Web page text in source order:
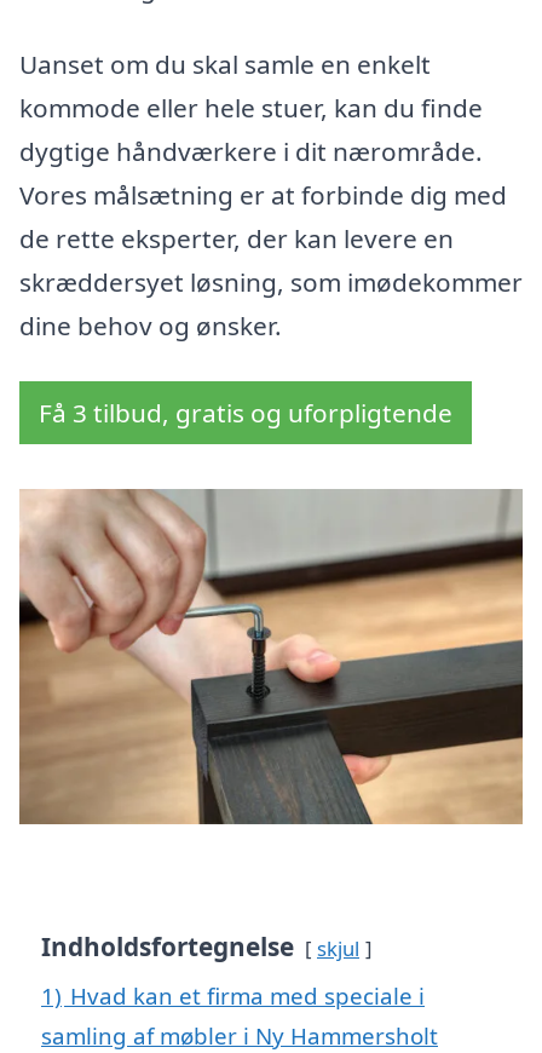
Uanset om du skal samle en enkelt
kommode eller hele stuer, kan du finde
dygtige håndværkere i dit nærområde.
Vores målsætning er at forbinde dig med
de rette eksperter, der kan levere en
skræddersyet løsning, som imødekommer
dine behov og ønsker.
Få 3 tilbud, gratis og uforpligtende
Indholdsfortegnelse skjul
1) Hvad kan et firma med speciale i
samling af møbler i Ny Hammersholt